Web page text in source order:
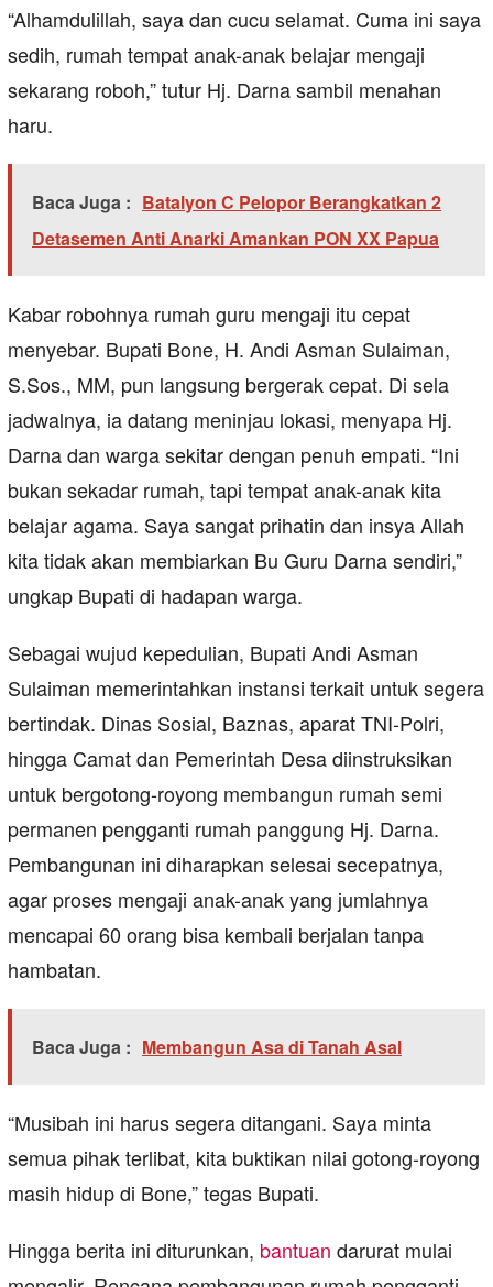
“Alhamdulillah, saya dan cucu selamat. Cuma ini saya
sedih, rumah tempat anak-anak belajar mengaji
sekarang roboh,” tutur Hj. Darna sambil menahan
haru.
Baca Juga : Batalyon C Pelopor Berangkatkan 2
Detasemen Anti Anarki Amankan PON XX Papua
Kabar robohnya rumah guru mengaji itu cepat
menyebar. Bupati Bone, H. Andi Asman Sulaiman,
S.Sos., MM, pun langsung bergerak cepat. Di sela
jadwalnya, ia datang meninjau lokasi, menyapa Hj.
Darna dan warga sekitar dengan penuh empati. “Ini
bukan sekadar rumah, tapi tempat anak-anak kita
belajar agama. Saya sangat prihatin dan insya Allah
kita tidak akan membiarkan Bu Guru Darna sendiri,”
ungkap Bupati di hadapan warga.
Sebagai wujud kepedulian, Bupati Andi Asman
Sulaiman memerintahkan instansi terkait untuk segera
bertindak. Dinas Sosial, Baznas, aparat TNI-Polri,
hingga Camat dan Pemerintah Desa diinstruksikan
untuk bergotong-royong membangun rumah semi
permanen pengganti rumah panggung Hj. Darna.
Pembangunan ini diharapkan selesai secepatnya,
agar proses mengaji anak-anak yang jumlahnya
mencapai 60 orang bisa kembali berjalan tanpa
hambatan.
Baca Juga : Membangun Asa di Tanah Asal
“Musibah ini harus segera ditangani. Saya minta
semua pihak terlibat, kita buktikan nilai gotong-royong
masih hidup di Bone,” tegas Bupati.
Hingga berita ini diturunkan, bantuan darurat mulai